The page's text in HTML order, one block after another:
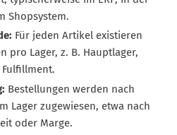
Shopsystem.
Für jeden Artikel existieren
pro Lager, z. B. Hauptlager,
Fulfillment.
Bestellungen werden nach
Lager zugewiesen, etwa nach
oder Marge.